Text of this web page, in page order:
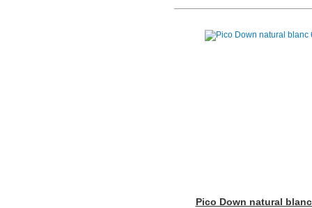
Pico Down natural